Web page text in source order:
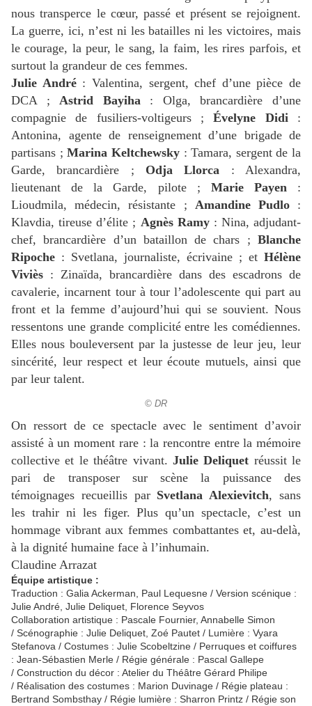
nous transperce le cœur, passé et présent se rejoignent.
La guerre, ici, n’est ni les batailles ni les victoires, mais
le courage, la peur, le sang, la faim, les rires parfois, et
surtout la grandeur de ces femmes.
Julie André: Valentina, sergent, chef d’une pièce de
DCA ;Astrid Bayiha: Olga, brancardière d’une
compagnie de fusiliers-voltigeurs ;Évelyne Didi :
Antonina, agente de renseignement d’une brigade de
partisans ;Marina Keltchewsky: Tamara, sergent de la
Garde, brancardière ; Odja Llorca : Alexandra,
lieutenant de la Garde, pilote ; Marie Payen :
Lioudmila, médecin, résistante ; Amandine Pudlo:
Klavdia, tireuse d’élite ; Agnès Ramy: Nina, adjudant-
chef, brancardière d’un bataillon de chars ; Blanche
Ripoche : Svetlana, journaliste, écrivaine ; et Hélène
Viviès : Zinaïda, brancardière dans des escadrons de
cavalerie, incarnent tour à tour l’adolescente qui part au
front et la femme d’aujourd’hui qui se souvient. Nous
ressentons une grande complicité entre les comédiennes.
Elles nous bouleversent par la justesse de leur jeu, leur
sincérité, leur respect et leur écoute mutuels, ainsi que
par leur talent.
© DR
On ressort de ce spectacle avec le sentiment d’avoir
assisté à un moment rare : la rencontre entre la mémoire
collective et le théâtre vivant. Julie Deliquet réussit le
pari de transposer sur scène la puissance des
témoignages recueillis par Svetlana Alexievitch, sans
les trahir ni les figer. Plus qu’un spectacle, c’est un
hommage vibrant aux femmes combattantes et, au-delà,
à la dignité humaine face à l’inhumain.
Claudine Arrazat
Équipe artistique :
Traduction : Galia Ackerman, Paul Lequesne / Version scénique :
Julie André, Julie Deliquet, Florence Seyvos
Collaboration artistique : Pascale Fournier, Annabelle Simon
/ Scénographie : Julie Deliquet, Zoé Pautet / Lumière : Vyara
Stefanova / Costumes : Julie Scobeltzine / Perruques et coiffures
: Jean-Sébastien Merle / Régie générale : Pascal Gallepe
/ Construction du décor : Atelier du Théâtre Gérard Philipe
/ Réalisation des costumes : Marion Duvinage / Régie plateau :
Bertrand Sombsthay / Régie lumière : Sharron Printz / Régie son